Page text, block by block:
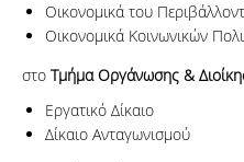
Οικονομικά του
Οικονομικά Κοινωνικών
στο Τμήμα Οργάνωσης &
Εργατικό Δίκαιο
Δίκαιο Ανταγωνισμού